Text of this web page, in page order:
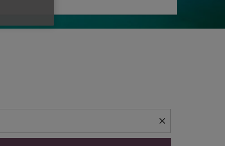
close
trovare offerte.